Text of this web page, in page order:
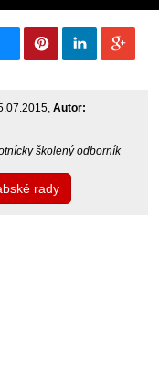
Autor:
školený odborník
rady